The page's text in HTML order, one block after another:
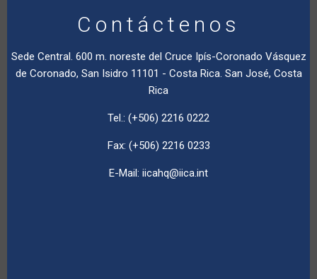
Contáctenos
Sede Central. 600 m. noreste del Cruce Ipís-Coronado Vásquez
de Coronado, San Isidro 11101 - Costa Rica. San José, Costa
Rica
Tel.: (+506) 2216 0222
Fax: (+506) 2216 0233
E-Mail: iicahq@iica.int